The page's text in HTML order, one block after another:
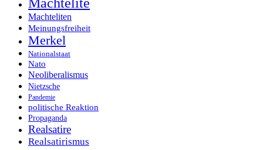
Machteliten
Meinungsfreiheit
Merkel
Nationalstaat
Nato
Neoliberalismus
Nietzsche
Pandemie
politische Reaktion
Propaganda
Realsatire
Realsatirismus